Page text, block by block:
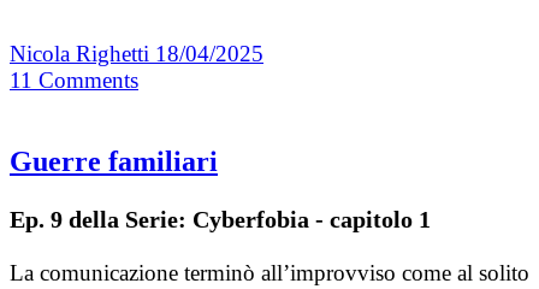
Nicola Righetti 18/04/2025
11 Comments
Guerre familiari
Ep. 9 della Serie: Cyberfobia - capitolo 1
La comunicazione terminò all’improvviso come al solito